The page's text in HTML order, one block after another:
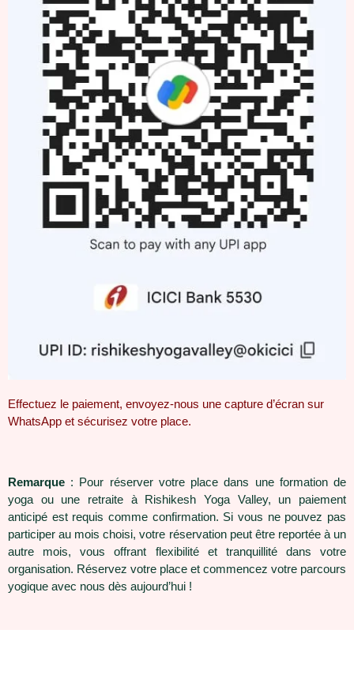
Effectuez le paiement, envoyez-nous une capture d’écran sur
WhatsApp et sécurisez votre place.
Remarque : Pour réserver votre place dans une formation de
yoga ou une retraite à Rishikesh Yoga Valley, un paiement
anticipé est requis comme confirmation. Si vous ne pouvez pas
participer au mois choisi, votre réservation peut être reportée à un
autre mois, vous offrant flexibilité et tranquillité dans votre
organisation. Réservez votre place et commencez votre parcours
yogique avec nous dès aujourd’hui !